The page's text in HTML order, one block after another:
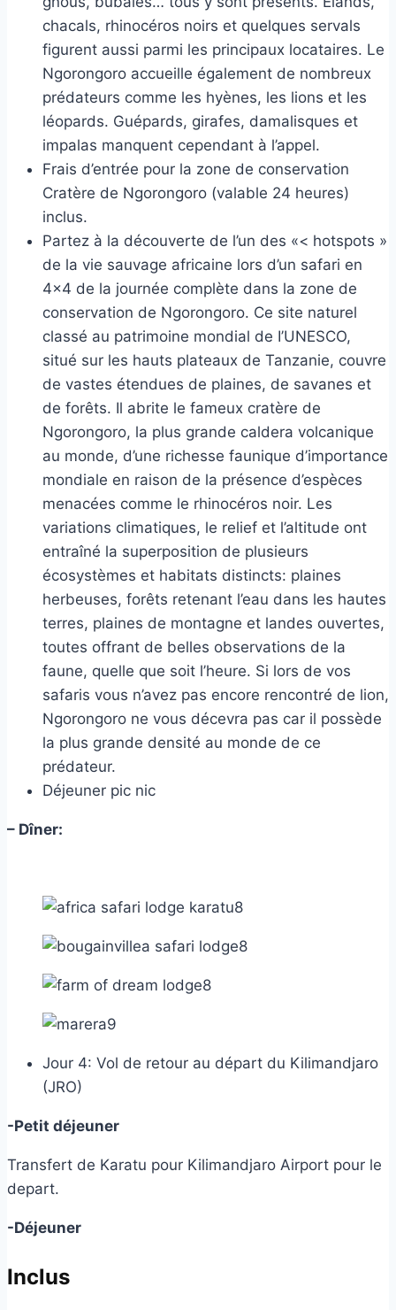
chacals, rhinocéros noirs et quelques servals
figurent aussi parmi les principaux locataires. Le
Ngorongoro accueille également de nombreux
prédateurs comme les hyènes, les lions et les
léopards. Guépards, girafes, damalisques et
impalas manquent cependant à l’appel.
Frais d’entrée pour la zone de conservation
Cratère de Ngorongoro (valable 24 heures)
inclus.
Partez à la découverte de l’un des «< hotspots »
de la vie sauvage africaine lors d’un safari en
4×4 de la journée complète dans la zone de
conservation de Ngorongoro. Ce site naturel
classé au patrimoine mondial de I’UNESCO,
situé sur les hauts plateaux de Tanzanie, couvre
de vastes étendues de plaines, de savanes et
de forêts. Il abrite le fameux cratère de
Ngorongoro, la plus grande caldera volcanique
au monde, d’une richesse faunique d’importance
mondiale en raison de la présence d’espèces
menacées comme le rhinocéros noir. Les
variations climatiques, le relief et l’altitude ont
entraîné la superposition de plusieurs
écosystèmes et habitats distincts: plaines
herbeuses, forêts retenant l’eau dans les hautes
terres, plaines de montagne et landes ouvertes,
toutes offrant de belles observations de la
faune, quelle que soit l’heure. Si lors de vos
safaris vous n’avez pas encore rencontré de lion,
Ngorongoro ne vous décevra pas car il possède
la plus grande densité au monde de ce
prédateur.
Déjeuner pic nic
– Dîner:
Jour 4: Vol de retour au départ du Kilimandjaro
(JRO)
-Petit déjeuner
Transfert de Karatu pour Kilimandjaro Airport pour le
depart.
-Déjeuner
Inclus